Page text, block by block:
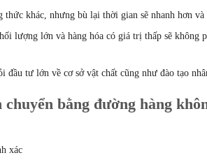
thức khác, nhưng bù lại thời gian sẽ nhanh hơn và
lượng lớn và hàng hóa có giá trị thấp sẽ không
đầu tư lớn về cơ sở vật chất cũng như đào tạo
bằng đường hàng
xác